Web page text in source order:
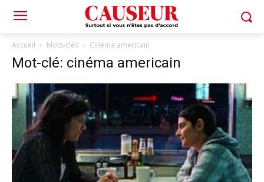
Accueil Mots-clés Cinéma americain
Mot-clé: cinéma americain